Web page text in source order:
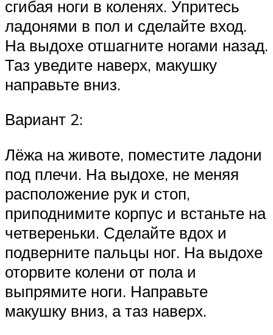
сгибая ноги в коленях. Упритесь
ладонями в пол и сделайте вход.
На выдохе отшагните ногами назад.
Таз уведите наверх, макушку
направьте вниз.
Вариант 2:
Лёжа на животе, поместите ладони
под плечи. На выдохе, не меняя
расположение рук и стоп,
приподнимите корпус и встаньте на
четвереньки. Сделайте вдох и
подверните пальцы ног. На выдохе
оторвите колени от пола и
выпрямите ноги. Направьте
макушку вниз, а таз наверх.